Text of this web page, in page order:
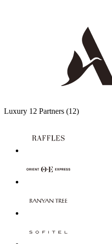
Luxury 12 Partners (12)